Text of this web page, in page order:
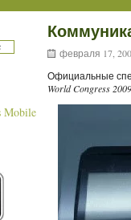
февраля 17,
Официальные
World Congress 2009